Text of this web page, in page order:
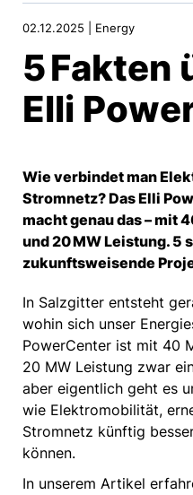
02.12.2025 | Energy
5 Fakten
Elli
Wie verbindet man
Stromnetz? Das Elli
macht genau das – mit
und 20 MW Leistung. 5
zukunftsweisende
In Salzgitter entsteht
wohin sich unser
PowerCenter ist mit 40
20 MW Leistung zwar
aber eigentlich geht es
wie Elektromobilität,
Stromnetz künftig
können.
In unserem Artikel